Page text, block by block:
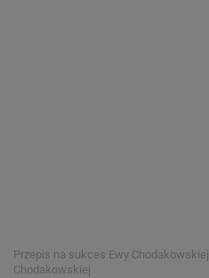
Przepis na sukces Ewy Chodakowskiej
Chodakowskiej